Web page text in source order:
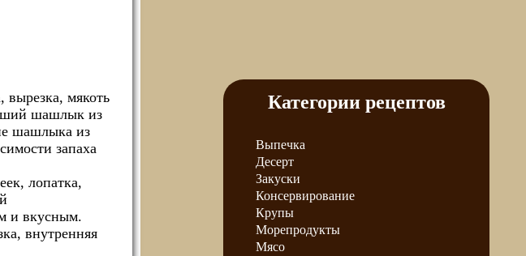
вырезка, мякоть
шашлык из
шашлыка из
запаха
лопатка,
и вкусным.
внутренняя
Категории рецептов
Выпечка
Десерт
Закуски
Консервирование
Крупы
Морепродукты
Мясо